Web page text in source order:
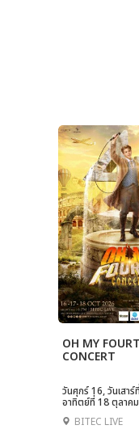
OH MY
CONCERT
วันศุกร์ 16, วันเสาร์
อาทิตย์ที่ 18 ตุลาค
BITEC LIVE